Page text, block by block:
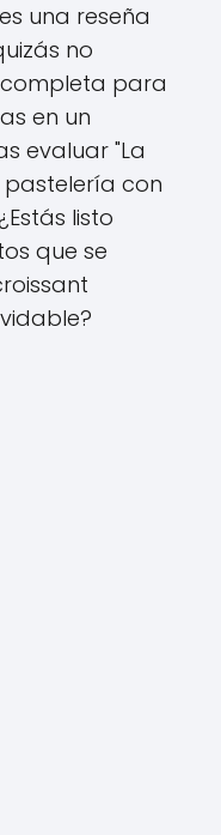
una reseña
no
para
en un
evaluar "La
con
listo
que se